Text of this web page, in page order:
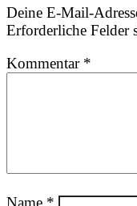
Deine E-Mail-
Erforderliche Felder
Kommentar *
Name *